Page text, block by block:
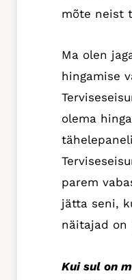
mõte neist
Ma olen
hingamise
olema
parem
jätta seni,
näitajad on
Kui sul on